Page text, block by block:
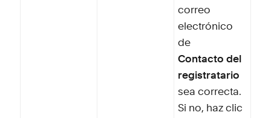
correo
electrónico
de
Contacto del
registratario
sea correcta.
Si no, haz clic